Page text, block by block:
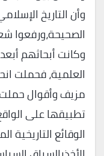
وأن التاريخ
الصحيحة،ورفعوا
وكانت أبحاثهم
العلمية، فحملت
مزيف وأقوال
تطبيقها على
الوقائع التاريخية